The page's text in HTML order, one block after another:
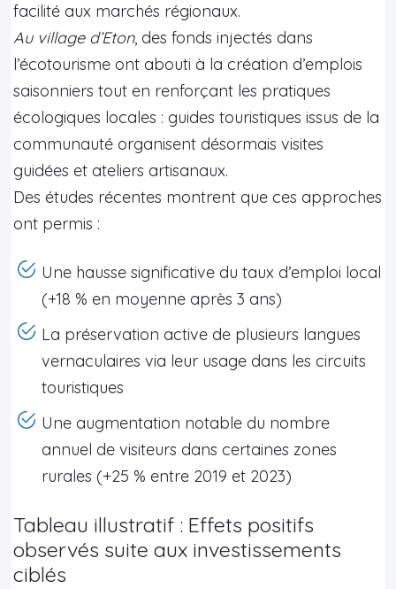
facilité aux marchés régionaux.
Au village d’Eton, des fonds injectés dans
l’écotourisme ont abouti à la création d’emplois
saisonniers tout en renforçant les pratiques
écologiques locales : guides touristiques issus de la
communauté organisent désormais visites
guidées et ateliers artisanaux.
Des études récentes montrent que ces approches
ont permis :
Une hausse significative du taux d’emploi local
(+18 % en moyenne après 3 ans)
La préservation active de plusieurs langues
vernaculaires via leur usage dans les circuits
touristiques
Une augmentation notable du nombre
annuel de visiteurs dans certaines zones
rurales (+25 % entre 2019 et 2023)
Tableau illustratif : Effets positifs
observés suite aux investissements
ciblés